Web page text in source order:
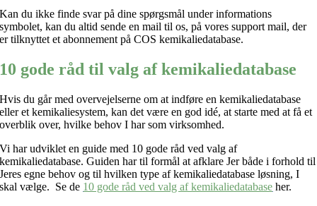
Kan du ikke finde svar på dine spørgsmål under informations
symbolet, kan du altid sende en mail til os, på vores support mail, der
er tilknyttet et abonnement på COS kemikaliedatabase.
10 gode råd til valg af kemikaliedatabase
Hvis du går med overvejelserne om at indføre en kemikaliedatabase
eller et kemikaliesystem, kan det være en god idé, at starte med at få et
overblik over, hvilke behov I har som virksomhed.
Vi har udviklet en guide med 10 gode råd ved valg af
kemikaliedatabase. Guiden har til formål at afklare Jer både i forhold til
Jeres egne behov og til hvilken type af kemikaliedatabase løsning, I
skal vælge. Se de 10 gode råd ved valg af kemikaliedatabase her.